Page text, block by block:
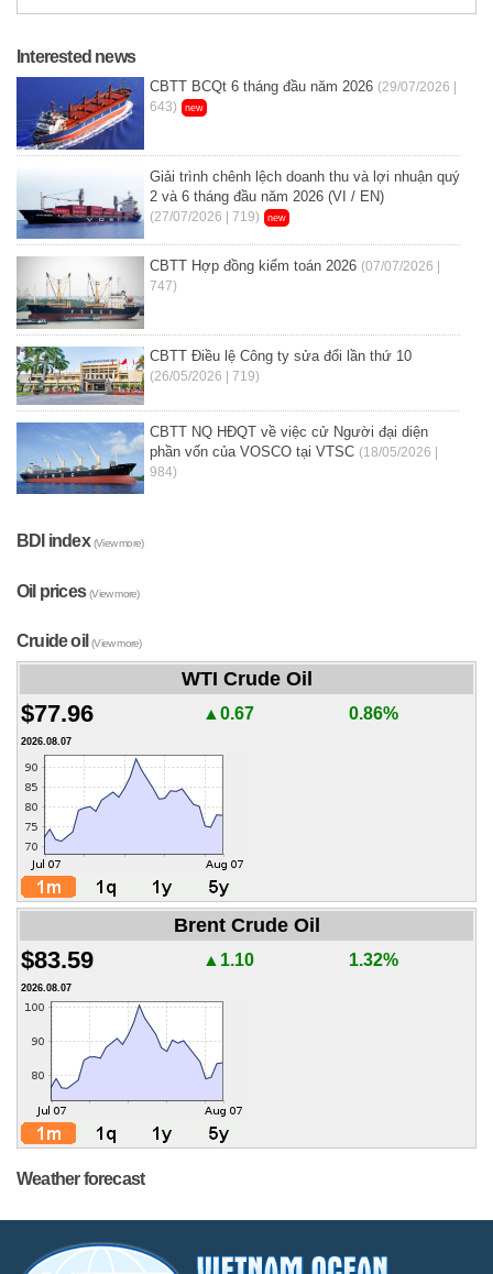
Interested news
CBTT BCQt 6 tháng đầu năm 2026 (29/07/2026 |
643)
new
Giải trình chênh lệch doanh thu và lợi nhuận quý
2 và 6 tháng đầu năm 2026 (VI / EN)
(27/07/2026 | 719) new
CBTT Hợp đồng kiểm toán 2026 (07/07/2026 |
747)
CBTT Điều lệ Công ty sửa đổi lần thứ 10
(26/05/2026 | 719)
CBTT NQ HĐQT về việc cử Người đại diện
phần vốn của VOSCO tại VTSC (18/05/2026 |
984)
BDI index(View more)
Oil prices(View more)
Cruide oil(View more)
WTI Crude Oil
$77.96 ▲0.67 0.86%
2026.08.07
Brent Crude Oil
$83.59 ▲1.10 1.32%
2026.08.07
Weather forecast